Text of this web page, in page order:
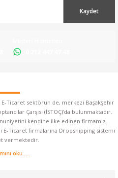
Kaydet
E-Ticaret sektörün de, merkezi Başakşehir
Çarşısı (İSTOÇ)’da bulunmaktadır.
kendine ilke edinen firmamız.
E-Ticaret firmalarına Dropshipping sistemi
vermektedir.
oku.....